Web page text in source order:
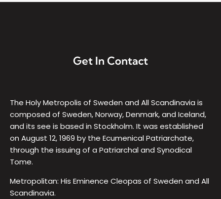
Get In Contact
The Holy Metropolis of Sweden and All Scandinavia is
composed of Sweden, Norway, Denmark, and Iceland,
and its see is based in Stockholm. It was established
on August 12, 1969 by the Ecumenical Patriarchate,
through the issuing of a Patriarchal and Synodical
Tome.
Metropolitan: His Eminence Cleopas of Sweden and All
Scandinavia.